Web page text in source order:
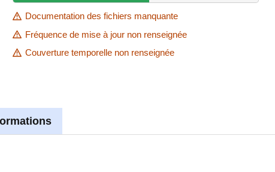
Documentation des fichiers manquante
Fréquence de mise à jour non renseignée
Couverture temporelle non renseignée